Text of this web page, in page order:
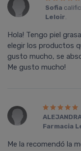
Sofia
Leloir.
Hola! Tengo piel
elegir los productos
gusto mucho, se
Me gusto mucho!
Farmacia
Me la recomendó la